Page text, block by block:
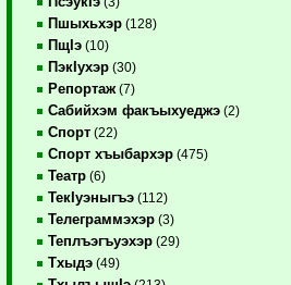
Пшыхьхэр (128)
ПщIэ (10)
ПэкIухэр (30)
Репортаж (7)
Сабийхэм факъыхуеджэ (2)
Спорт (22)
Спорт хъыбархэр (475)
Театр (6)
ТекIуэныгъэ (112)
Телеграммэхэр (3)
Теплъэгъуэхэр (29)
Тхыдэ (49)